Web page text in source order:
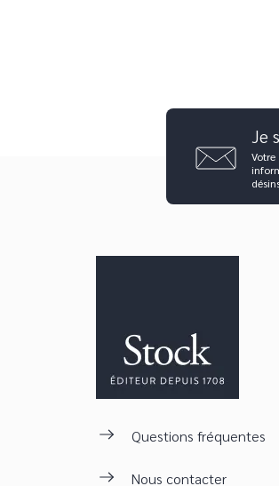
Je
Questions fréquentes
Nous contacter